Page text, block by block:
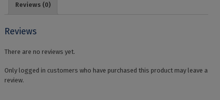
TEORETICE
Reviews (0)
Reviews
There are no reviews yet.
Only logged in customers who have purchased this product may leave a
review.